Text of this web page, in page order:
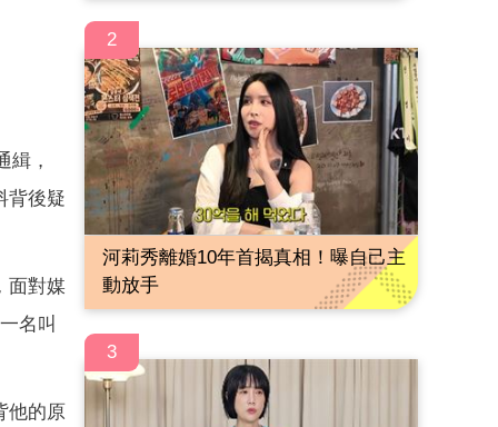
緝，
背後疑
面對媒
名叫
他的原
2
河莉秀離婚10年首揭真相！曝自己主
動放手
3